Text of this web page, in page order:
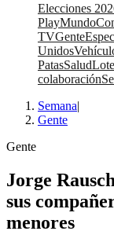
Elecciones
PlayMundo
TVGente
Unidos
PatasSalud
colaboración
Semana|
Gente
Gente
Jorge
sus
menores